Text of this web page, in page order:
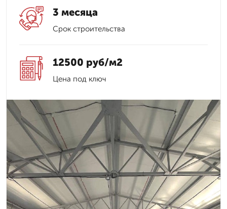
3 месяца
Срок строительства
12500 руб/м2
Цена под ключ